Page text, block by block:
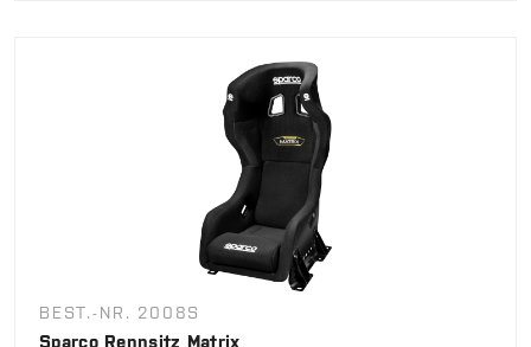
BEST.-NR. 2008S
Sparco Rennsitz Matrix